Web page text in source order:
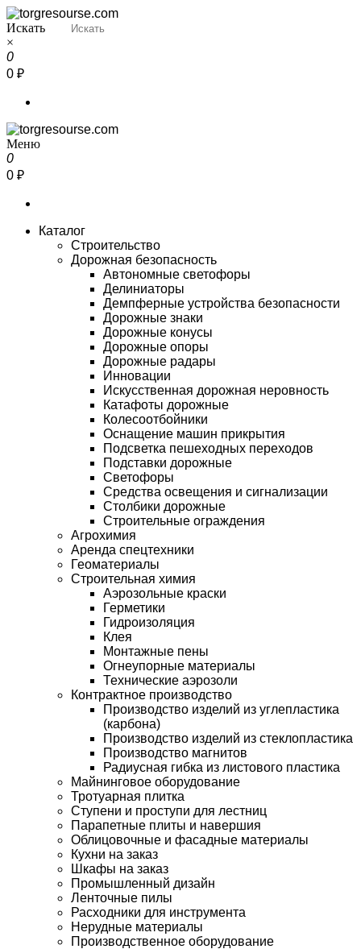
Перейти
к
содержимому
Torgresourse
Промышленный маркетплейс
Искать
×
0
0 ₽
Torgresourse
Промышленный маркетплейс
Меню
0
0 ₽
Каталог
Строительство
Дорожная безопасность
Автономные светофоры
Делиниаторы
Демпферные устройства безопасности
Дорожные знаки
Дорожные конусы
Дорожные опоры
Дорожные радары
Инновации
Искусственная дорожная неровность
Катафоты дорожные
Колесоотбойники
Оснащение машин прикрытия
Подсветка пешеходных переходов
Подставки дорожные
Светофоры
Средства освещения и сигнализации
Столбики дорожные
Строительные ограждения
Агрохимия
Аренда спецтехники
Геоматериалы
Строительная химия
Аэрозольные краски
Герметики
Гидроизоляция
Клея
Монтажные пены
Огнеупорные материалы
Технические аэрозоли
Контрактное производство
Производство изделий из углепластика
(карбона)
Производство изделий из стеклопластика
Производство магнитов
Радиусная гибка из листового пластика
Майнинговое оборудование
Тротуарная плитка
Ступени и проступи для лестниц
Парапетные плиты и навершия
Облицовочные и фасадные материалы
Кухни на заказ
Шкафы на заказ
Промышленный дизайн
Ленточные пилы
Расходники для инструмента
Нерудные материалы
Производственное оборудование